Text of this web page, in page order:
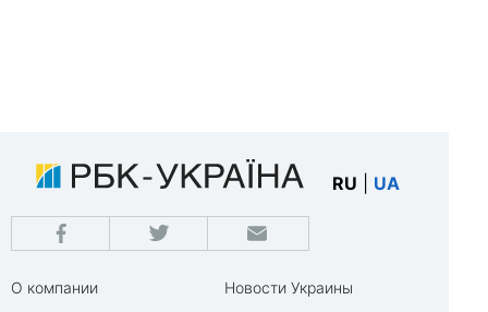
RU UA
О компании
Новости Украины